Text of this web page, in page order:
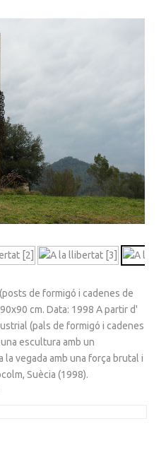
de formigó i cadenes de
cm. Data: 1998 A partir d'
(pals de formigó i cadenes
escultura amb un
la vegada amb una força brutal i
Suècia (1998).